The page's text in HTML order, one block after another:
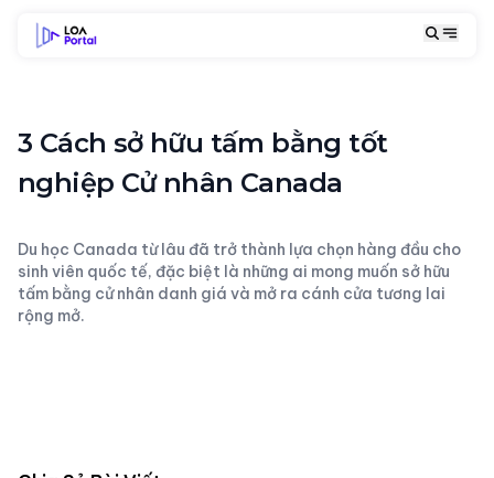
3 Cách sở hữu tấm bằng tốt
nghiệp Cử nhân Canada
Du học Canada từ lâu đã trở thành lựa chọn hàng đầu cho
sinh viên quốc tế, đặc biệt là những ai mong muốn sở hữu
tấm bằng cử nhân danh giá và mở ra cánh cửa tương lai
rộng mở.